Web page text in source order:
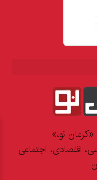
نو،»
اقتصادی، اجتماعی